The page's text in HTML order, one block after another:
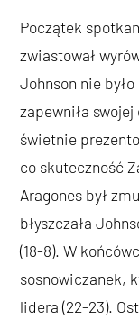
Początek
zwiastował
Johnson nie
zapewniła
świetnie
co skuteczność
Aragones był
błyszczała
(18-8). W
sosnowiczanek,
lidera (22-23).